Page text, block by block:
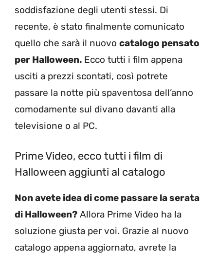
soddisfazione degli utenti stessi. Di
recente, è stato finalmente comunicato
quello che sarà il nuovo catalogo pensato
per Halloween. Ecco tutti i film appena
usciti a prezzi scontati, così potrete
passare la notte più spaventosa dell’anno
comodamente sul divano davanti alla
televisione o al PC.
Prime Video, ecco tutti i film di
Halloween aggiunti al catalogo
Non avete idea di come passare la serata
di Halloween? Allora Prime Video ha la
soluzione giusta per voi. Grazie al nuovo
catalogo appena aggiornato, avrete la